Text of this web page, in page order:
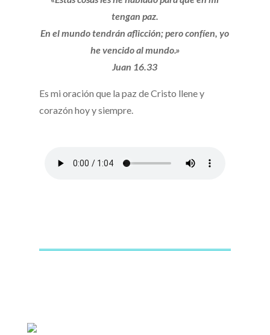
tengan paz.
En el mundo tendrán aflicción; pero confíen, yo
he vencido al mundo.»
Juan 16.33
Es mi oración que la paz de Cristo llene y
corazón hoy y siempre.